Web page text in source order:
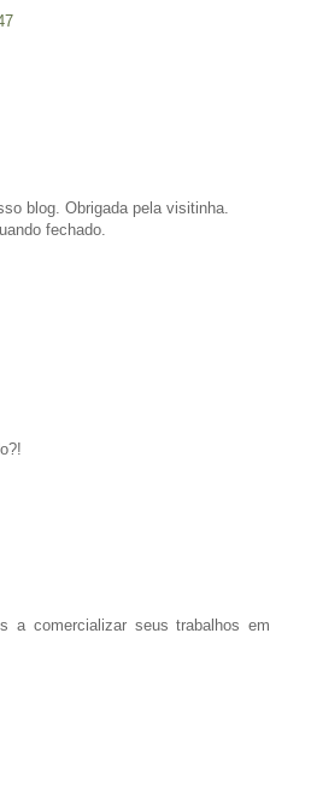
blog. Obrigada pela visitinha.
fechado.
a comercializar seus trabalhos em